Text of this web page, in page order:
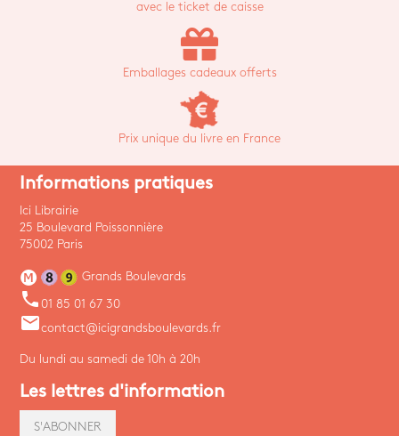
avec le ticket de caisse
Emballages cadeaux offerts
Prix unique du livre en France
Informations pratiques
Ici Librairie
25 Boulevard Poissonnière
75002 Paris
Grands Boulevards
phone 01 85 01 67 30
emailcontact@icigrandsboulevards.fr
Du lundi au samedi de 10h à 20h
Les lettres d'information
S'ABONNER